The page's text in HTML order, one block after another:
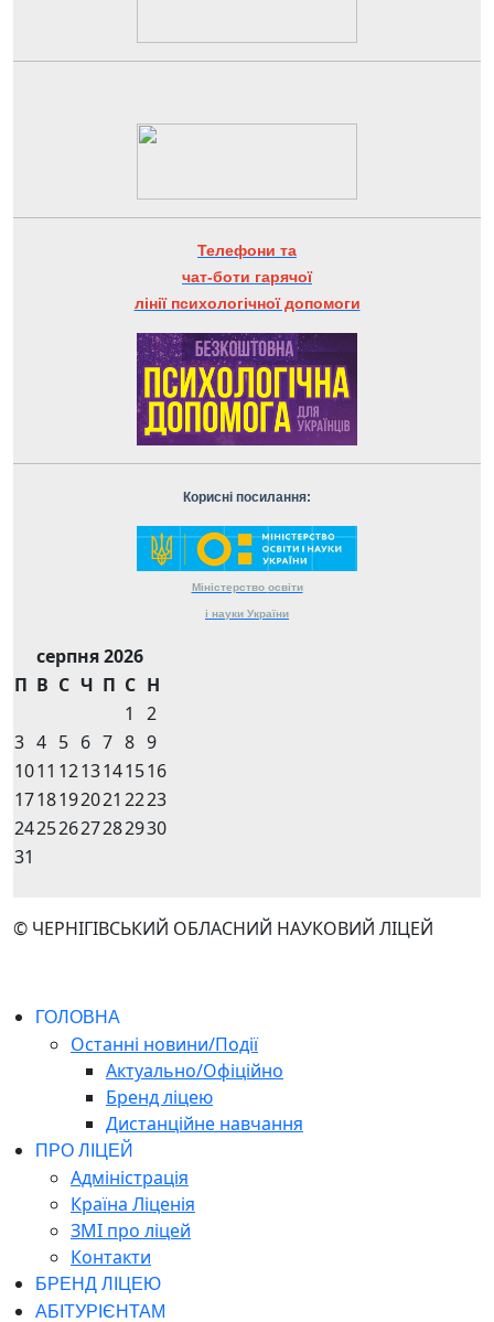
Телефони та
чат-боти гарячої
лінії психологічної допомоги
Корисні посилання:
Міністерство освіти
і науки України
серпня 2026
П В С Ч П С Н
1
2
3 4 5 6 7 8 9
1011 1213141516
1718192021 2223
24252627282930
31
© ЧЕРНІГІВСЬКИЙ ОБЛАСНИЙ НАУКОВИЙ ЛІЦЕЙ
ГОЛОВНА
Останні новини/Події
Актуально/Офіційно
Бренд ліцею
Дистанційне навчання
ПРО ЛІЦЕЙ
Адміністрація
Країна Ліценія
ЗМІ про ліцей
Контакти
БРЕНД ЛІЦЕЮ
АБІТУРІЄНТАМ